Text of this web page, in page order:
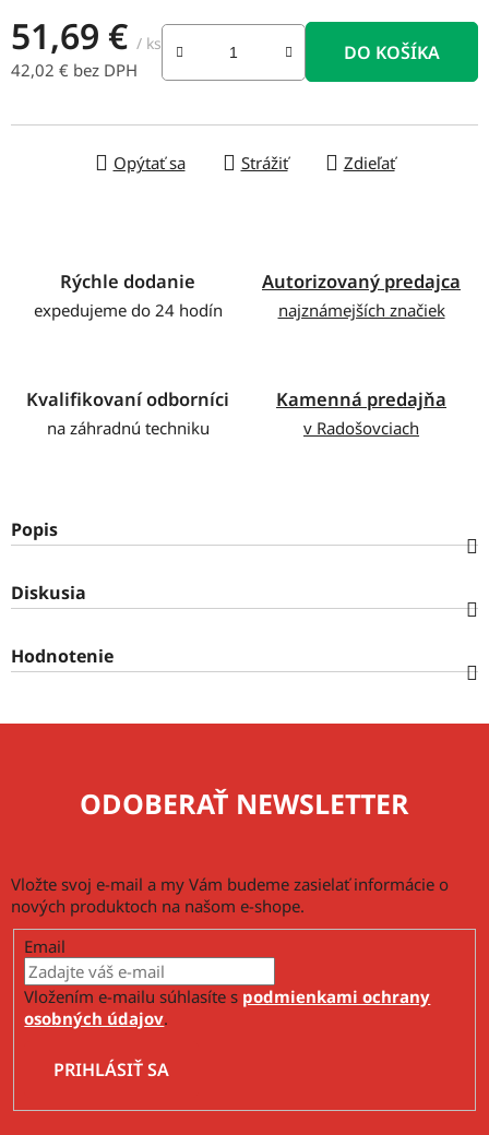
51,69 € / ks
42,02 € bez DPH
DO KOŠÍKA
Opýtať sa Strážiť Zdieľať
Rýchle dodanie
expedujeme do 24 hodín
Autorizovaný predajca
najznámejších značiek
Kvalifikovaní odborníci
na záhradnú techniku
Kamenná predajňa
v Radošovciach
Popis
Diskusia
Hodnotenie
ODOBERAŤ NEWSLETTER
Vložte svoj e-mail a my Vám budeme zasielať informácie o
nových produktoch na našom e-shope.
Email
Vložením e-mailu súhlasíte s podmienkami ochrany
osobných údajov.
PRIHLÁSIŤ SA